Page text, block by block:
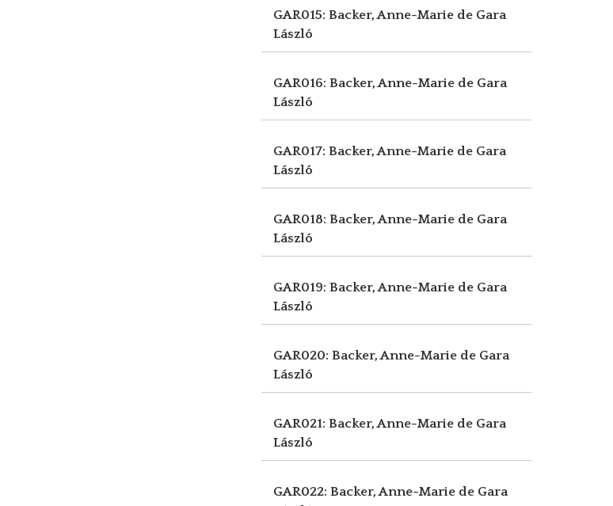
GAR015: Backer, Anne-Marie de Gara
László
GAR016: Backer, Anne-Marie de Gara
László
GAR017: Backer, Anne-Marie de Gara
László
GAR018: Backer, Anne-Marie de Gara
László
GAR019: Backer, Anne-Marie de Gara
László
GAR020: Backer, Anne-Marie de Gara
László
GAR021: Backer, Anne-Marie de Gara
László
GAR022: Backer, Anne-Marie de Gara